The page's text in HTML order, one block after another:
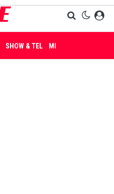
SHOW & TEL MISDAAD